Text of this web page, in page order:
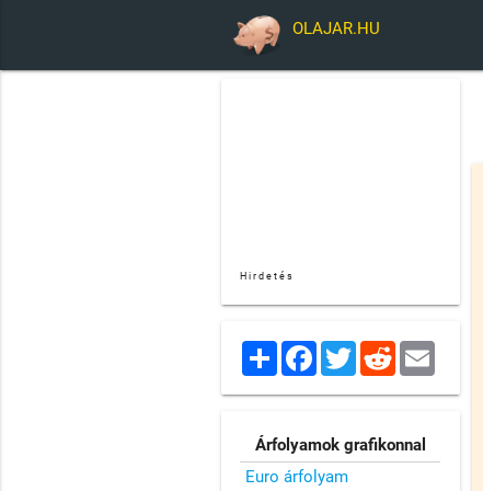
OLAJAR.HU
Hirdetés
Share Facebook
TwitterReddit
Árfolyamok grafikonnal
Euro árfolyam